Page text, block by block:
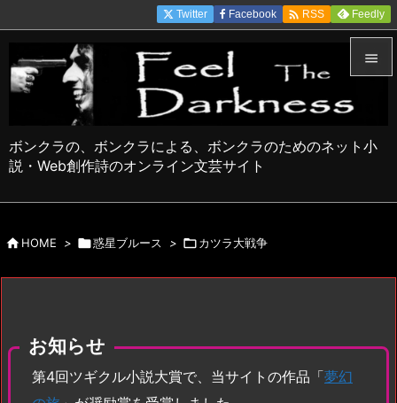
ボンクラの、ボンクラによる、ボンクラのためのネット小
説・Web創作詩のオンライン文芸サイト



Twitter Facebook  RSS Feedly
HOME > 惑星ブルース > カツラ大戦争
お知らせ
第4回ツギクル小説大賞で、当サイトの作品「夢幻